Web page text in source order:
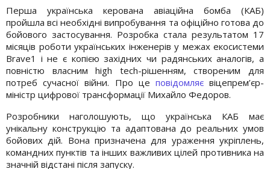
Перша українська керована авіаційна бомба (КАБ)
пройшла всі необхідні випробування та офіційно готова до
бойового застосування. Розробка стала результатом 17
місяців роботи українських інженерів у межах екосистеми
Brave1 і не є копією західних чи радянських аналогів, а
повністю власним high tech-рішенням, створеним для
потреб сучасної війни. Про це повідомляєвіцепрем’єр-
міністр цифрової трансформації Михайло Федоров.
Розробники наголошують, що українська КАБ має
унікальну конструкцію та адаптована до реальних умов
бойових дій. Вона призначена для ураження укріплень,
командних пунктів та інших важливих цілей противника на
значній відстані після запуску.